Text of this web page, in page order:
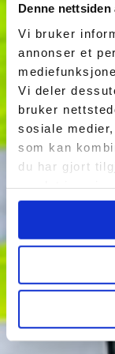
Denne
Vi bruker
annonser et
Vi deler
bruker
sosiale
som kan
du har gjort